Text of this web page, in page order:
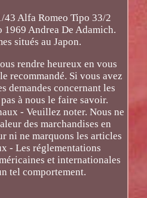
Alfa Romeo Tipo 33/2
1969 Andrea De Adamich.
situés au Japon.
rendre heureux en vous
recommandé. Si vous avez
demandes concernant les
à nous le faire savoir.
- Veuillez noter. Nous ne
des marchandises en
ni ne marquons les articles
- Les réglementations
et internationales
tel comportement.